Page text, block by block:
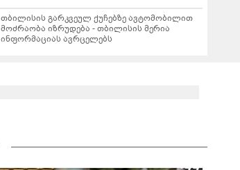
თბილისის გარკვეულ ქუჩებზე ავტომობილით
მოძრაობა იზრუდება - თბილისის მერია
ინფორმაციას ავრცელებს
სანთლები დაანთეს და გმირების ხსოვნას